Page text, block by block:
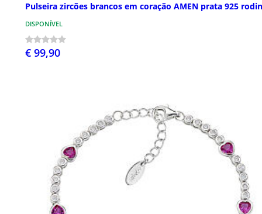
Pulseira zircões brancos em coração AMEN prata 925
DISPONÍVEL
€ 99,90